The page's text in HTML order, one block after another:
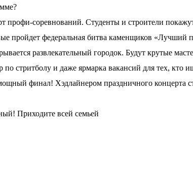
профи-соревнований. Студенты и строители
пройдет федеральная битва каменщиков «Лучший
развлекательный городок. Будут крутые
по стритболу и даже ярмарка вакансий для тех, кто
финал! Хэдлайнером праздничного концерта
Приходите всей семьей